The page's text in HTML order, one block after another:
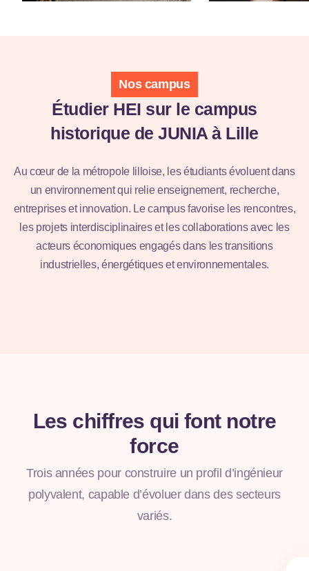
Nos campus
Étudier HEI sur le campus
historique de JUNIA à Lille
Au cœur de la métropole lilloise, les étudiants évoluent dans
un environnement qui relie enseignement, recherche,
entreprises et innovation. Le campus favorise les rencontres,
les projets interdisciplinaires et les collaborations avec les
acteurs économiques engagés dans les transitions
industrielles, énergétiques et environnementales.
Campus de
Lille
Les chiffres qui font notre
force
Trois années pour construire un profil d’ingénieur
polyvalent, capable d’évoluer dans des secteurs
variés.